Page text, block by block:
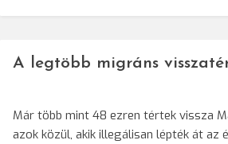
A legtöbb migráns
Már több mint 48 ezren tértek vissza
azok közül, akik illegálisan lépték át az